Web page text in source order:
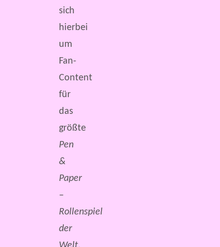
sich
hierbei
um
Fan-
Content
für
das
größte
Pen
&
Paper
–
Rollenspiel
der